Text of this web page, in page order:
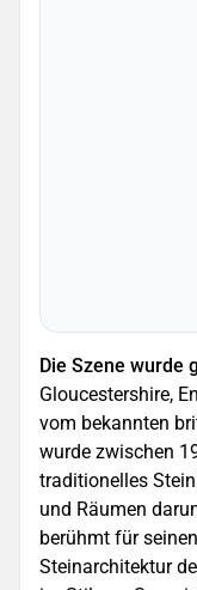
Die Szene wurde
Gloucestershire,
vom bekannten
wurde zwischen
traditionelles
und Räumen
berühmt für
Steinarchitektur